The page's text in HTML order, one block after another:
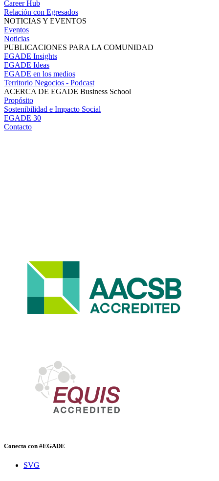
Career Hub
Relación con Egresados
NOTICIAS Y EVENTOS
Eventos
Noticias
PUBLICACIONES PARA LA COMUNIDAD
EGADE Insights
EGADE Ideas
EGADE en los medios
Territorio Negocios - Podcast
ACERCA DE EGADE Business School
Propósito
Sostenibilidad e Impacto Social
EGADE 30
Contacto
Conecta con #EGADE
SVG